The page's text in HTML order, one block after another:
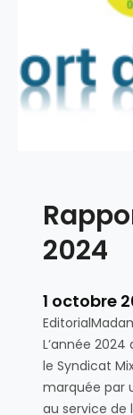
C
j
e
u
v
r
e
,
n
o
i
t
e
r
e
r
a
l
n
°
2
2024
1 octobre
L’année
le Syndicat
marquée par
au service de